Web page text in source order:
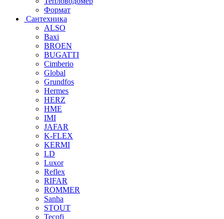
Формат
Сантехника
ALSO
Baxi
BROEN
BUGATTI
Cimberio
Global
Grundfos
Hermes
HERZ
HME
IMI
JAFAR
K-FLEX
KERMI
LD
Luxor
Reflex
RIFAR
ROMMER
Sanha
STOUT
Tecofi